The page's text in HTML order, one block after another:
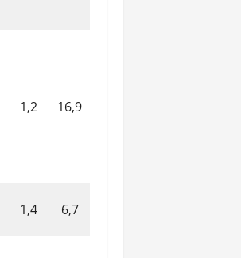
1,2 16,9
1,4 6,7